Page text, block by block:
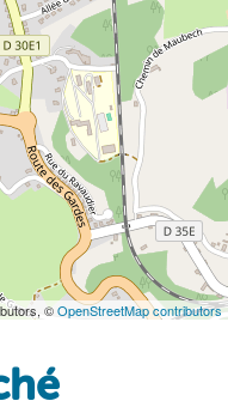
©OpenStreetMap contributors